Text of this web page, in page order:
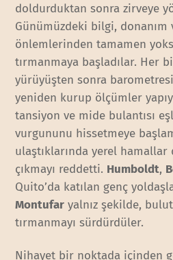
doldurduktan sonra zirveye
Günümüzdeki bilgi, donanım
önlemlerinden tamamen
tırmanmaya başladılar. Her
yürüyüşten sonra
yeniden kurup ölçümler
tansiyon ve mide bulantısı
vurgununu hissetmeye
ulaştıklarında yerel hamallar
çıkmayı reddetti. Humboldt,
Quito’da katılan genç
Montufar yalnız şekilde,
tırmanmayı sürdürdüler.
Nihayet bir noktada içinden